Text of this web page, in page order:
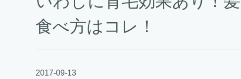
食べ方はコレ！
2017-09-13